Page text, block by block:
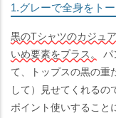
1.グレーで全身をト
黒のTシャツのカジュ
いめ要素をプラス。
パ
て、トップスの黒の重
して）見せてくれる
ポイント使いすること